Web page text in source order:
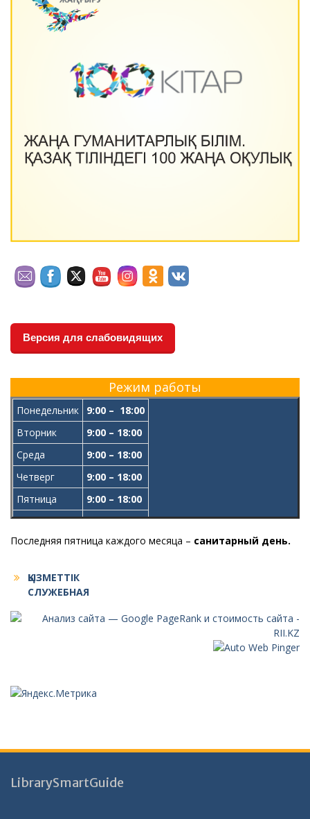
Версия для слабовидящих
Режим работы
Понедельник
9:00 – 18:00
Вторник
9:00 – 18:00
Среда
9:00 – 18:00
Четверг
9:00 – 18:00
Пятница
9:00 – 18:00
Обед
13:00-14:00
Последняя пятница каждого месяца – санитарный день.
ҚЫЗМЕТТІК
СЛУЖЕБНАЯ
LibrarySmartGuide